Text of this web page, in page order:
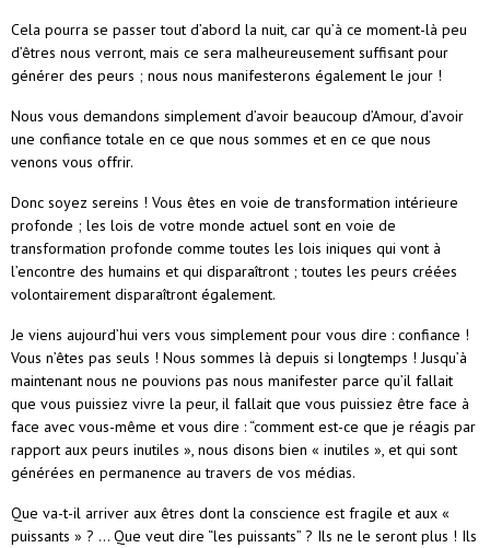
Cela pourra se passer tout d’abord la nuit, car qu’à ce moment-là peu
d’êtres nous verront, mais ce sera malheureusement suffisant pour
générer des peurs ; nous nous manifesterons également le jour !
Nous vous demandons simplement d’avoir beaucoup d’Amour, d’avoir
une confiance totale en ce que nous sommes et en ce que nous
venons vous offrir.
Donc soyez sereins ! Vous êtes en voie de transformation intérieure
profonde ; les lois de votre monde actuel sont en voie de
transformation profonde comme toutes les lois iniques qui vont à
l’encontre des humains et qui disparaîtront ; toutes les peurs créées
volontairement disparaîtront également.
Je viens aujourd’hui vers vous simplement pour vous dire : confiance !
Vous n’êtes pas seuls ! Nous sommes là depuis si longtemps ! Jusqu’à
maintenant nous ne pouvions pas nous manifester parce qu’il fallait
que vous puissiez vivre la peur, il fallait que vous puissiez être face à
face avec vous-même et vous dire : “comment est-ce que je réagis par
rapport aux peurs inutiles », nous disons bien « inutiles », et qui sont
générées en permanence au travers de vos médias.
Que va-t-il arriver aux êtres dont la conscience est fragile et aux «
puissants » ? … Que veut dire “les puissants” ? Ils ne le seront plus ! Ils